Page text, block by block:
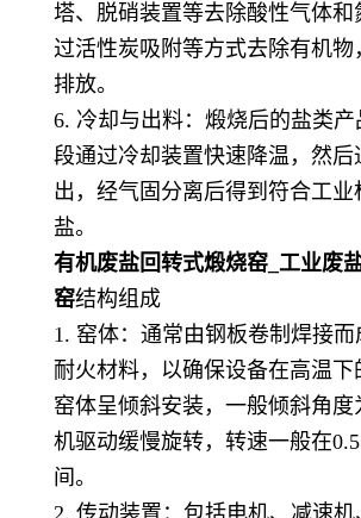
塔、脱硝装置等去除酸性气体和
过活性炭吸附等方式去除有机物
排放。
6. 冷却与出料：煅烧后的盐类
段通过冷却装置快速降温，然后
出，经气固分离后得到符合工业
盐。
有机废盐回转式煅烧窑_工业废
窑结构组成
1. 窑体：通常由钢板卷制焊接
耐火材料，以确保设备在高温下
窑体呈倾斜安装，一般倾斜角度
机驱动缓慢旋转，转速一般在
间。
2. 传动装置：包括电机、减速机